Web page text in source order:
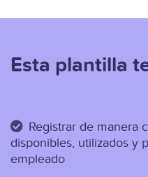
Esta plantilla
Registrar de manera
disponibles, utilizados y
empleado